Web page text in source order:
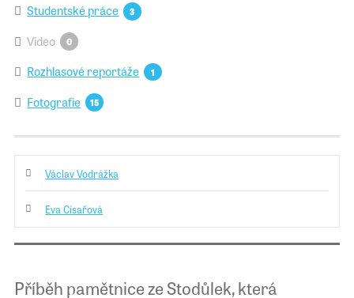
Studentské práce 3
Video 0
Rozhlasové reportáže 1
Fotografie 15
Václav Vodrážka
Eva Císařová
Příběh pamětnice ze Stodůlek, která